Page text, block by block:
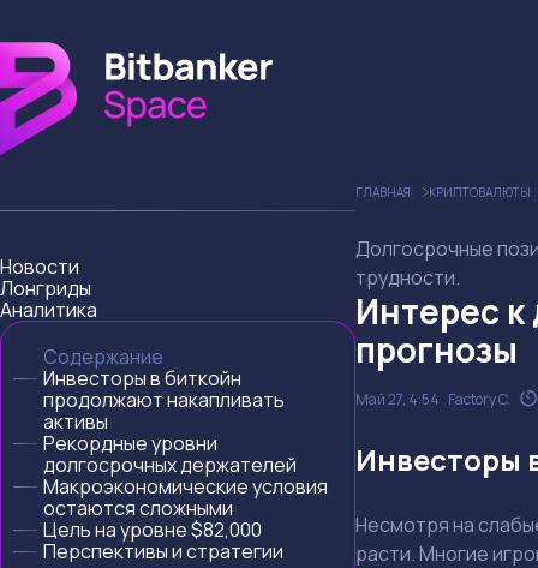
Новости
Лонгриды
Аналитика
Содержание
Инвесторы в биткойн
продолжают накапливать
активы
Рекордные уровни
долгосрочных держателей
Макроэкономические условия
остаются сложными
Цель на уровне $82,000
Перспективы и стратегии
ГЛАВНАЯ КРИПТОВАЛЮТЫ
Долгосрочные
трудности.
Интерес
прогнозы
Май 27, 4:54 Factory C.
Инвесторы
Несмотря на
расти. Многие